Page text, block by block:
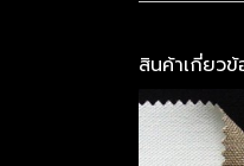
สินค้าเกี่ยว